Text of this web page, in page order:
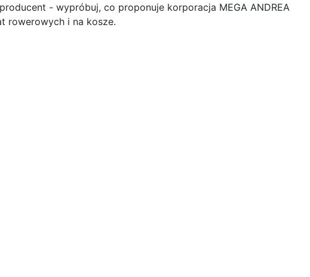
- wypróbuj, co proponuje korporacja MEGA ANDREA
rowerowych i na kosze.